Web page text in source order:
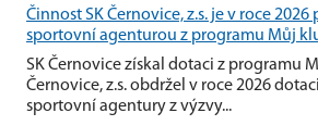
Činnost SK Černovice, z.s. je v roce
sportovní agenturou z programu Můj
SK Černovice získal dotaci z programu
Černovice, z.s. obdržel v roce 2026
sportovní agentury z výzvy...